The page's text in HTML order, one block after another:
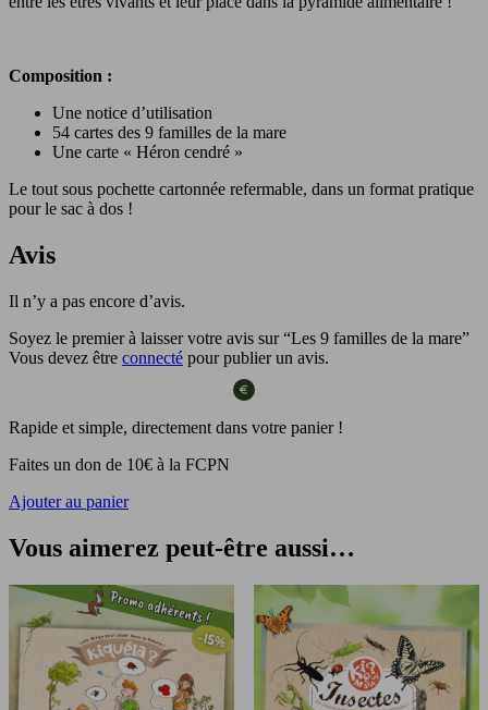
Composition :
Une notice d’utilisation
54 cartes des 9 familles de la mare
Une carte « Héron cendré »
Le tout sous pochette cartonnée refermable, dans un format pratique
pour le sac à dos !
Avis
Il n’y a pas encore d’avis.
Soyez le premier à laisser votre avis sur “Les 9 familles de la mare”
Vous devez être connecté pour publier un avis.
Rapide et simple, directement dans votre panier !
Faites un don de 10€ à la FCPN
Ajouter au panier
Vous aimerez peut-être aussi…